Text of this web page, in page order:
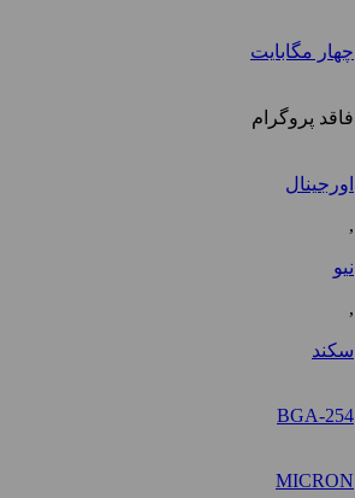
چهار مگابایت
فاقد پروگرام
اورجینال
,
نیو
,
سکند
BGA-254
MICRON